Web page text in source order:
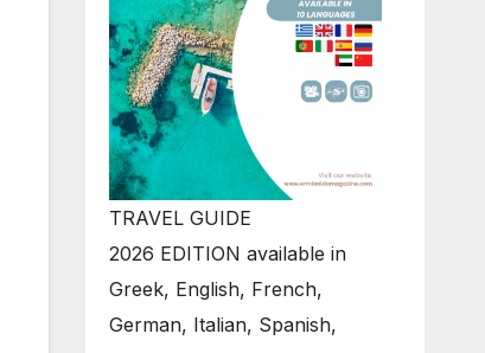
TRAVEL GUIDE
2026 EDITION available in
Greek, English, French,
German, Italian, Spanish,